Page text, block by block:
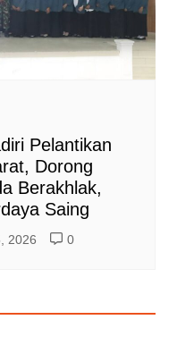
Pelantikan
Dorong
Berakhlak,
Saing
2026 0